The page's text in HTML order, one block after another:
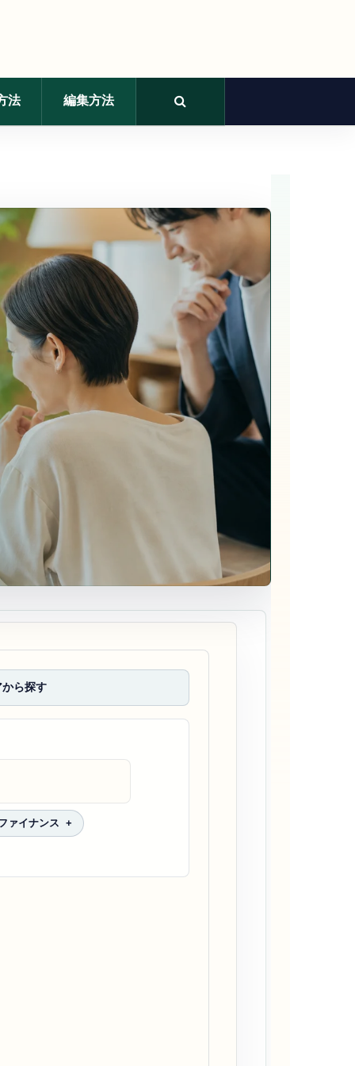
法 編集方法
ら探す
ァイナンス